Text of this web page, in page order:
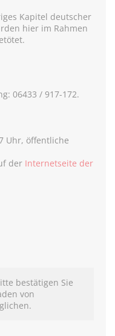
Kapitel deutscher
hier im Rahmen
06433 / 917-172.
Uhr, öffentliche
der Internetseite der
bestätigen Sie
von